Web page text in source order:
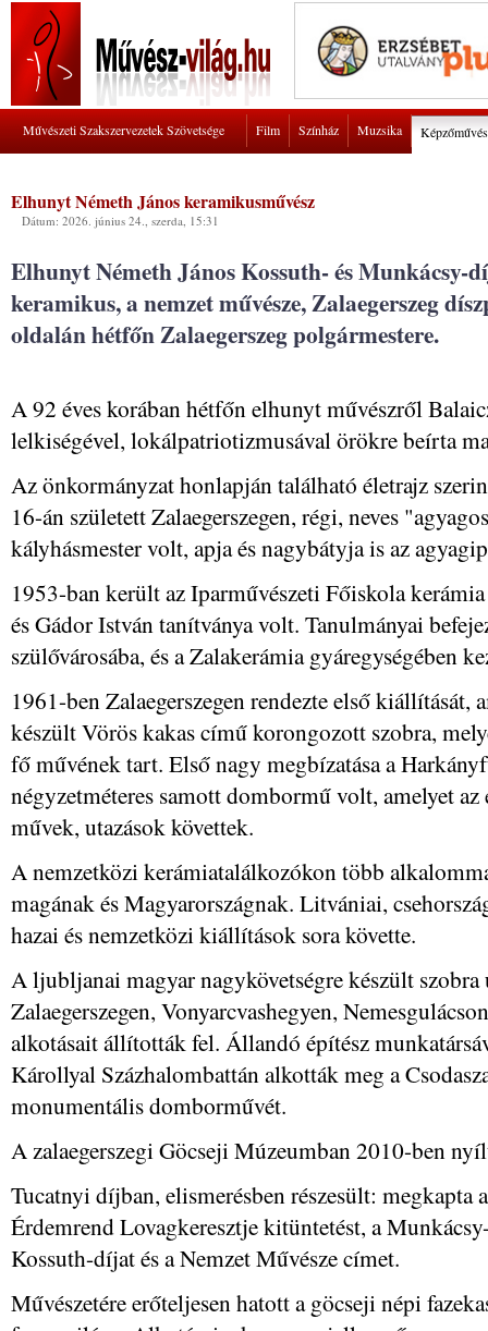
Művészeti Szakszervezetek Szövetsége Film Színház Muzsika
Elhunyt Németh János keramikusművész
Dátum: 2026. június 24., szerda, 15:31
Elhunyt Németh János Kossuth- és Munkácsy-
keramikus, a nemzet művésze, Zalaegerszeg
oldalán hétfőn Zalaegerszeg polgármestere.
A 92 éves korában hétfőn elhunyt művészről
lelkiségével, lokálpatriotizmusával örökre beírta
Az önkormányzat honlapján található életrajz
16-án született Zalaegerszegen, régi, neves
kályhásmester volt, apja és nagybátyja is az
1953-ban került az Iparművészeti Főiskola
és Gádor István tanítványa volt. Tanulmányai
szülővárosába, és a Zalakerámia gyáregységében
1961-ben Zalaegerszegen rendezte első kiállítását,
készült Vörös kakas című korongozott szobra,
fő művének tart. Első nagy megbízatása a
négyzetméteres samott dombormű volt, amelyet
művek, utazások követtek.
A nemzetközi kerámiatalálkozókon több
magának és Magyarországnak. Litvániai,
hazai és nemzetközi kiállítások sora követte.
A ljubljanai magyar nagykövetségre készült
Zalaegerszegen, Vonyarcvashegyen,
alkotásait állították fel. Állandó építész
Károllyal Százhalombattán alkották meg a
monumentális domborművét.
A zalaegerszegi Göcseji Múzeumban 2010-ben
Tucatnyi díjban, elismerésben részesült: megkapta
Érdemrend Lovagkeresztje kitüntetést, a
Kossuth-díjat és a Nemzet Művésze címet.
Művészetére erőteljesen hatott a göcseji népi